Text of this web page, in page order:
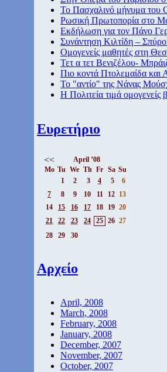
Το Πασχαλινό μήνυμα του
Ρωσική Πρωτοπορία στο
Εκδήλωση για τον Πάνο
Συνάντηση Κιλτίδη –
Ομογενείς μαθητές στη
Τετ α τετ Βενιζέλου-
Πιο κοντά Πτολεμαίδα και
Το "αντίο" της Νάνας
Η Πολιτεία τιμά ομογενείς
Ευρετήριο
<<
April ’08
Mo Tu We Th Fr Sa Su
1
2 3 4 5
6
7
8 9 10 11 12 13
14
15 16 17 18 19 20
21
22 23 24 25 26 27
28
29 30
Αρχείο
April, 2008
March, 2008
February, 2008
January, 2008
December, 2007
November, 2007
October, 2007